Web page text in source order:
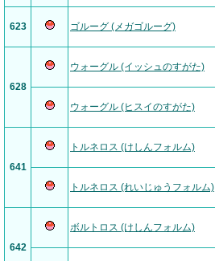
623 ゴルーグ (メガゴルーグ)
628
ウォーグル (イッシュのすがた)
ウォーグル (ヒスイのすがた)
641
トルネロス (けしんフォルム)
トルネロス (れいじゅうフォルム)
642
ボルトロス (けしんフォルム)